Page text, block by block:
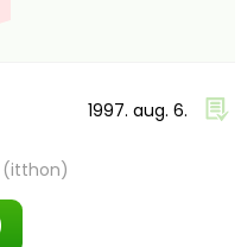
1997. aug. 6.
(itthon)